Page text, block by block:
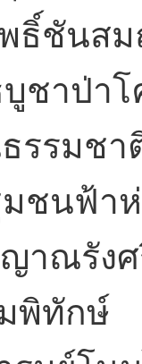
ธิ์ชันส
ชาป่า
รรมช
มชนฟ้า
าณรัง
พิทักษ์